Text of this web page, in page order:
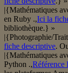
|{Mathématiques
en Ruby .,Ici la
bibliothèque.} »
|{Photographie/
fiche descriptive.
|{Mathématiques
Python .,Référence